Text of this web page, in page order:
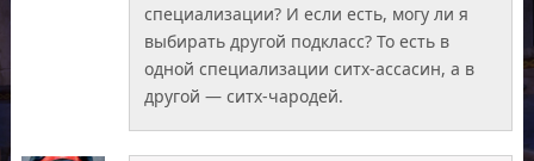
специализации? И если есть, могу ли я
выбирать другой подкласс? То есть в
одной специализации ситх-ассасин, а в
другой — ситх-чародей.